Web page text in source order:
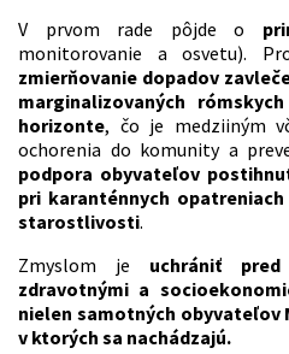
V prvom rade pôjde o
monitorovanie a osvetu).
zmierňovanie dopadov
marginalizovaných
horizonte, čo je medziiným
ochorenia do komunity a
podpora obyvateľov
pri karanténnych
starostlivosti.
Zmyslom je uchrániť
zdravotnými a
nielen samotných obyvateľov
v ktorých sa nachádzajú.